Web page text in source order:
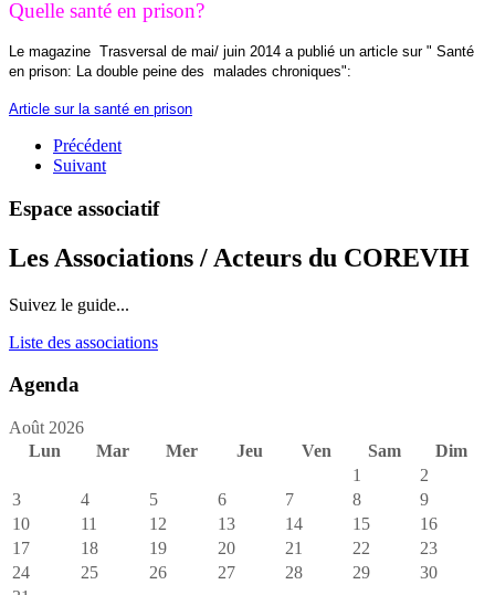
Quelle santé en prison?
Le magazine Trasversal de mai/ juin 2014 a publié un article sur " Santé
en prison: La double peine des malades chroniques":
Article sur la santé en prison
Précédent
Suivant
Espace associatif
Les Associations / Acteurs du COREVIH
Suivez le guide...
Liste des associations
Agenda
Août 2026
Lun
Mar Mer Jeu Ven Sam
Dim
1
2
3
4 5 6 7 8
9
10
11 12 13 14 15
16
17
18 19 20 21 22
23
24
25 26 27 28 29
30